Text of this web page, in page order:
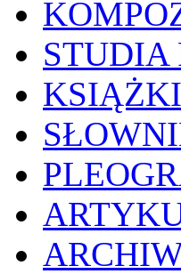
STUDIA
KSIĄŻKI